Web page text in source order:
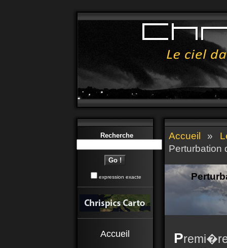
Recherche
expression exacte
Accueil
Accueil »
Perturbation
P